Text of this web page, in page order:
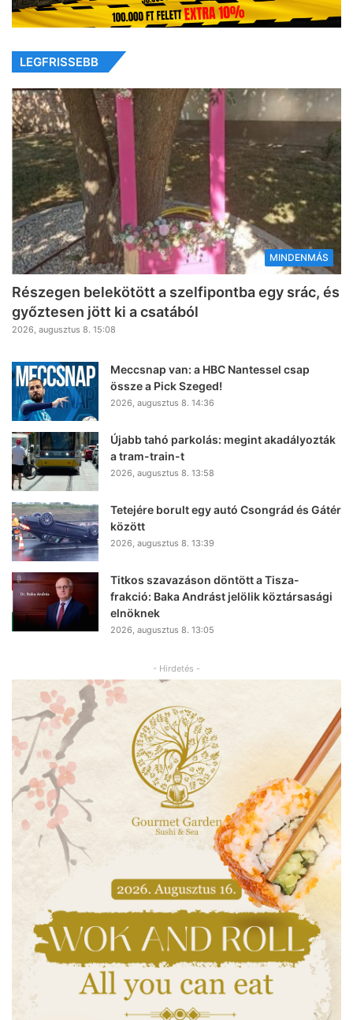
LEGFRISSEBB
MINDENMÁS
Részegen belekötött a szelfipontba egy srác, és
győztesen jött ki a csatából
2026, augusztus 8. 15:08
Meccsnap van: a HBC Nantessel csap
össze a Pick Szeged!
2026, augusztus 8. 14:36
Újabb tahó parkolás: megint akadályozták
a tram-train-t
2026, augusztus 8. 13:58
Tetejére borult egy autó Csongrád és Gátér
között
2026, augusztus 8. 13:39
Titkos szavazáson döntött a Tisza-
frakció: Baka Andrást jelölik köztársasági
elnöknek
2026, augusztus 8. 13:05
- Hirdetés -